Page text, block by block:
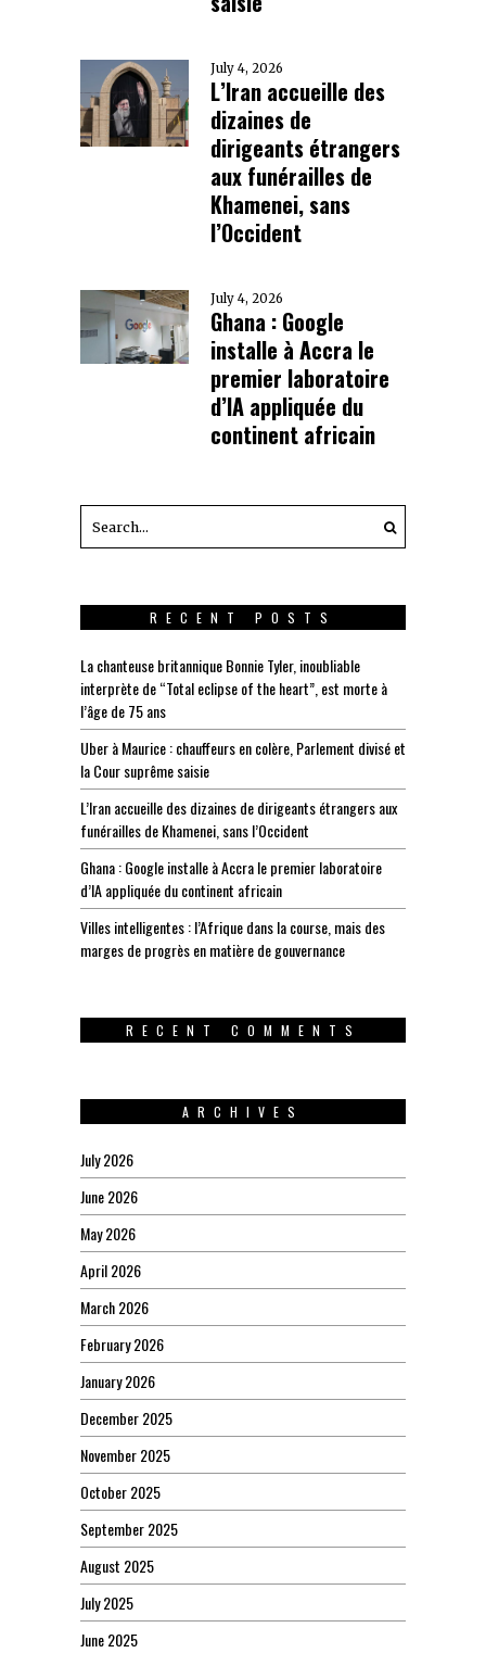
July 4, 2026
L’Iran accueille des
dizaines de
dirigeants étrangers
aux funérailles de
Khamenei, sans
l’Occident
July 4, 2026
Ghana : Google
installe à Accra le
premier laboratoire
d’IA appliquée du
continent africain
RECENT POSTS
La chanteuse britannique Bonnie Tyler, inoubliable
interprète de “Total eclipse of the heart”, est morte à
l’âge de 75 ans
Uber à Maurice : chauffeurs en colère, Parlement divisé et
la Cour suprême saisie
L’Iran accueille des dizaines de dirigeants étrangers aux
funérailles de Khamenei, sans l’Occident
Ghana : Google installe à Accra le premier laboratoire
d’IA appliquée du continent africain
Villes intelligentes : l’Afrique dans la course, mais des
marges de progrès en matière de gouvernance
RECENT COMMENTS
ARCHIVES
July 2026
June 2026
May 2026
April 2026
March 2026
February 2026
January 2026
December 2025
November 2025
October 2025
September 2025
August 2025
July 2025
June 2025